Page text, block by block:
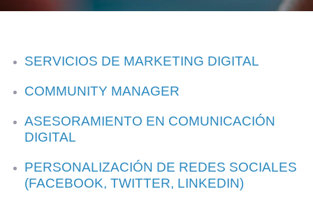
SERVICIOS DE MARKETING DIGITAL
COMMUNITY MANAGER
ASESORAMIENTO EN COMUNICACIÓN
DIGITAL
PERSONALIZACIÓN DE REDES SOCIALES
(FACEBOOK, TWITTER, LINKEDIN)